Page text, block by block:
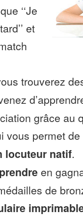
‘‘Je
et
trouverez
grâce au
vous permet de
locuteur natif.
en
de